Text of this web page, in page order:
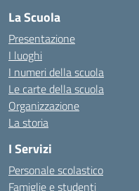
La Scuola
Presentazione
I luoghi
I numeri della scuola
Le carte della scuola
Organizzazione
La storia
I Servizi
Personale scolastico
Famiglie e studenti